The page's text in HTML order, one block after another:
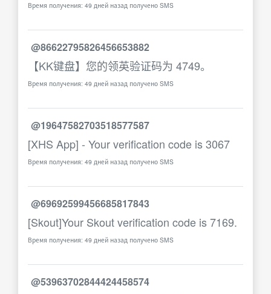
Время получения: 49 дней назад получено SMS
@86622795826456653882
【KK键盘】您的领英验证码为 4749。
Время получения: 49 дней назад получено SMS
@19647582703518577587
[XHS App] - Your verification code is 3067
Время получения: 49 дней назад получено SMS
@69692599456685817843
[Skout]Your Skout verification code is 7169.
Время получения: 49 дней назад получено SMS
@53963702844424458574